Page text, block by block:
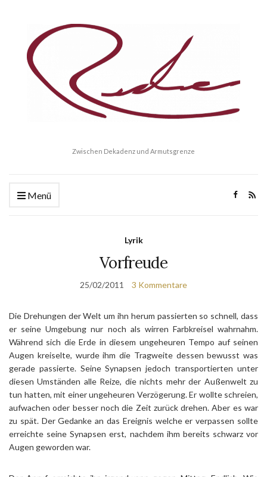
Zwischen Dekadenz und Armutsgrenze
Menü
Lyrik
Vorfreude
25/02/2011 3 Kommentare
Die Drehungen der Welt um ihn herum passierten so schnell, dass
er seine Umgebung nur noch als wirren Farbkreisel wahrnahm.
Während sich die Erde in diesem ungeheuren Tempo auf seinen
Augen kreiselte, wurde ihm die Tragweite dessen bewusst was
gerade passierte. Seine Synapsen jedoch transportierten unter
diesen Umständen alle Reize, die nichts mehr der Außenwelt zu
tun hatten, mit einer ungeheuren Verzögerung. Er wollte schreien,
aufwachen oder besser noch die Zeit zurück drehen. Aber es war
zu spät. Der Gedanke an das Ereignis welche er verpassen sollte
erreichte seine Synapsen erst, nachdem ihm bereits schwarz vor
Augen geworden war.